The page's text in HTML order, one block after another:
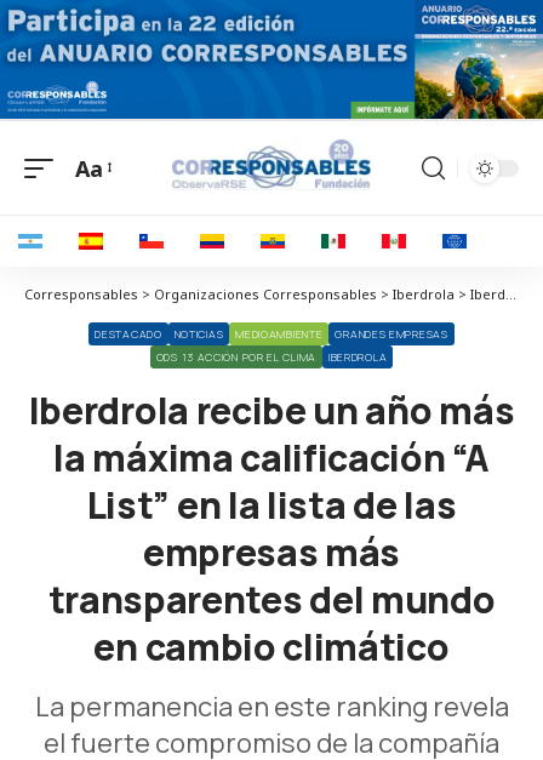
Aa
Corresponsables > Organizaciones Corresponsables > Iberdrola > Iberdrola recibe un año más la máxima calificación “A List” en la lista de las empresas más transparentes del mundo en cambio climático
DESTACADO NOTICIAS MEDIOAMBIENTE
GRANDES EMPRESAS
ODS 13 ACCIÓN POR EL CLIMA
IBERDROLA
Iberdrola recibe un año más
la máxima calificación “A
List” en la lista de las
empresas más
transparentes del mundo
en cambio climático
La permanencia en este ranking revela
el fuerte compromiso de la compañía